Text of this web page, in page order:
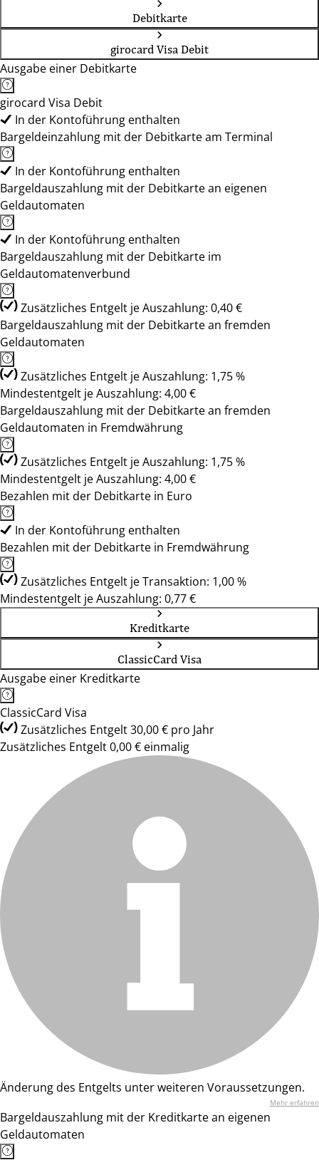
Debitkarte
girocard Visa Debit
Ausgabe einer Debitkarte
girocard Visa Debit
In der Kontoführung enthalten
Bargeldeinzahlung mit der Debitkarte am Terminal
In der Kontoführung enthalten
Bargeldauszahlung mit der Debitkarte an eigenen
Geldautomaten
In der Kontoführung enthalten
Bargeldauszahlung mit der Debitkarte im
Geldautomatenverbund
Zusätzliches Entgelt je Auszahlung: 0,40 €
Bargeldauszahlung mit der Debitkarte an fremden
Geldautomaten
Zusätzliches Entgelt je Auszahlung: 1,75 %
Mindestentgelt je Auszahlung: 4,00 €
Bargeldauszahlung mit der Debitkarte an fremden
Geldautomaten in Fremdwährung
Zusätzliches Entgelt je Auszahlung: 1,75 %
Mindestentgelt je Auszahlung: 4,00 €
Bezahlen mit der Debitkarte in Euro
In der Kontoführung enthalten
Bezahlen mit der Debitkarte in Fremdwährung
Zusätzliches Entgelt je Transaktion: 1,00 %
Mindestentgelt je Auszahlung: 0,77 €
Kreditkarte
ClassicCard Visa
Ausgabe einer Kreditkarte
ClassicCard Visa
Zusätzliches Entgelt 30,00 € pro Jahr
Zusätzliches Entgelt 0,00 € einmalig
Änderung des Entgelts unter weiteren Voraussetzungen.
Mehr erfahren
Bargeldauszahlung mit der Kreditkarte an eigenen
Geldautomaten